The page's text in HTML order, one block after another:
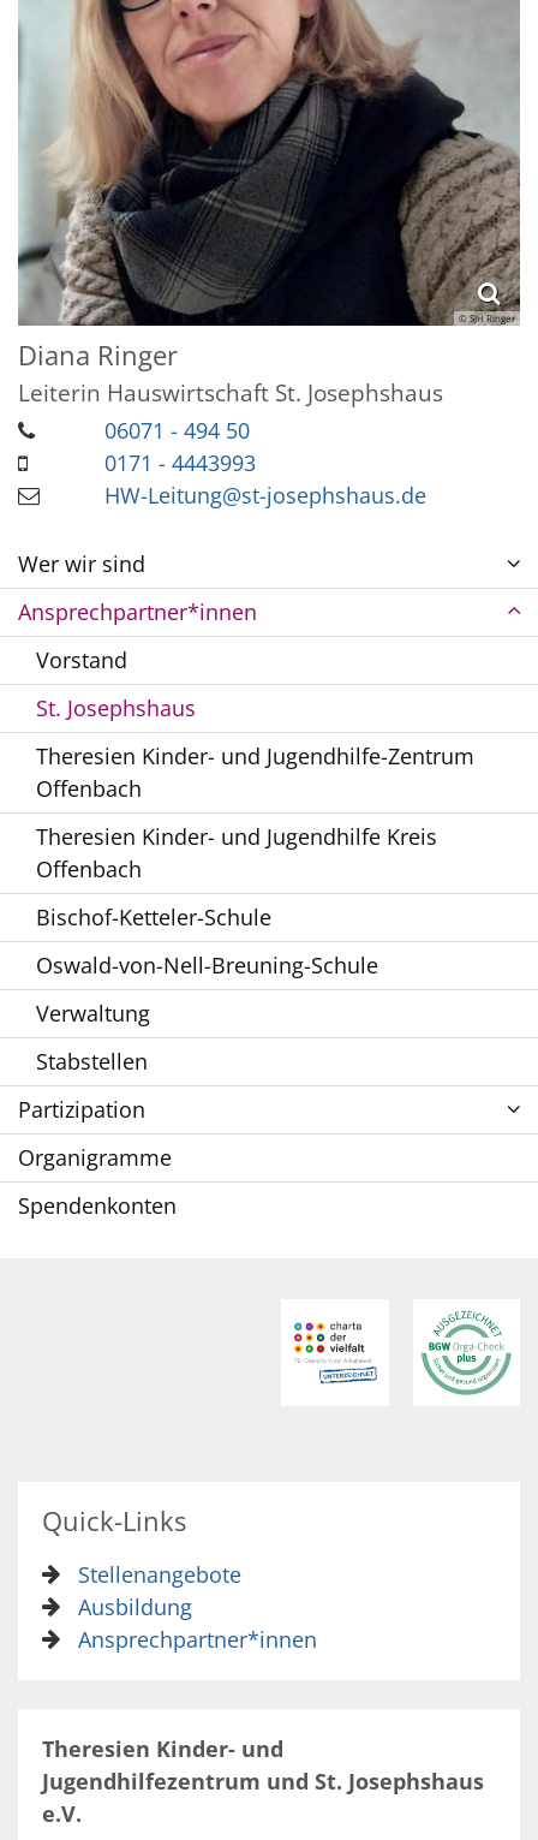
© SJH Ringer
Diana Ringer
Leiterin Hauswirtschaft St. Josephshaus
06071 - 494 50
0171 - 4443993
HW-Leitung@st-josephshaus.de
Wer wir sind
Ansprechpartner*innen
Vorstand
St. Josephshaus
Theresien Kinder- und Jugendhilfe-Zentrum
Offenbach
Theresien Kinder- und Jugendhilfe Kreis
Offenbach
Bischof-Ketteler-Schule
Oswald-von-Nell-Breuning-Schule
Verwaltung
Stabstellen
Partizipation
Organigramme
Spendenkonten
Quick-Links
Stellenangebote
Ausbildung
Ansprechpartner*innen
Theresien Kinder- und
Jugendhilfezentrum und St. Josephshaus
e.V.